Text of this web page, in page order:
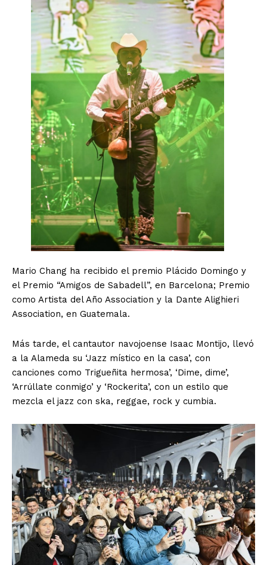
Mario Chang ha recibido el premio Plácido Domingo y
el Premio “Amigos de Sabadell”, en Barcelona; Premio
como Artista del Año Association y la Dante Alighieri
Association, en Guatemala.
Más tarde, el cantautor navojoense Isaac Montijo, llevó
a la Alameda su ‘Jazz místico en la casa’, con
canciones como Trigueñita hermosa’, ‘Dime, dime’,
‘Arrúllate conmigo’ y ‘Rockerita’, con un estilo que
mezcla el jazz con ska, reggae, rock y cumbia.